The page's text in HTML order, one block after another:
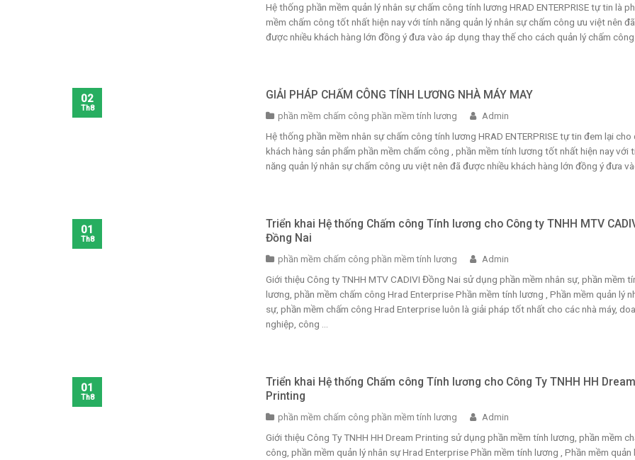
Hệ thống phần mềm quản lý nhân sự chấm công tính lương HRAD ENTERPRISE tự tin là
mềm chấm công tốt nhất hiện nay với tính năng quản lý nhân sự chấm công ưu việt nên đã
được nhiều khách hàng lớn đồng ý đưa vào áp dụng thay thế cho cách quản lý chấm công
GIẢI PHÁP CHẤM CÔNG TÍNH LƯƠNG NHÀ MÁY MAY
phần mềm chấm công phần mềm tính lương Admin
Hệ thống phần mềm nhân sự chấm công tính lương HRAD ENTERPRISE tự tin đem lại cho
khách hàng sản phẩm phần mềm chấm công , phần mềm tính lương tốt nhất hiện nay với
năng quản lý nhân sự chấm công ưu việt nên đã được nhiều khách hàng lớn đồng ý đưa vào
02
Th8
Triển khai Hệ thống Chấm công Tính lương cho Công ty TNHH MTV
Đồng Nai
phần mềm chấm công phần mềm tính lương Admin
Giới thiệu Công ty TNHH MTV CADIVI Đồng Nai sử dụng phần mềm nhân sự, phần mềm
lương, phần mềm chấm công Hrad Enterprise Phần mềm tính lương , Phần mềm quản lý
sự, phần mềm chấm công Hrad Enterprise luôn là giải pháp tốt nhất cho các nhà máy,
nghiệp, công ...
01
Th8
Triển khai Hệ thống Chấm công Tính lương cho Công Ty TNHH HH Dream
Printing
phần mềm chấm công phần mềm tính lương Admin
Giới thiệu Công Ty TNHH HH Dream Printing sử dụng phần mềm tính lương, phần mềm
công, phần mềm quản lý nhân sự Hrad Enterprise Phần mềm tính lương , Phần mềm quản
01
Th8